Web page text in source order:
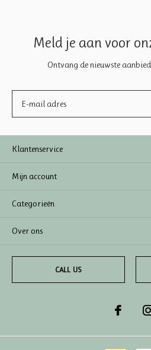
Meld je aan voor
Ontvang de nieuwste
Klantenservice
Mijn account
Categorieën
Over ons
CALL US